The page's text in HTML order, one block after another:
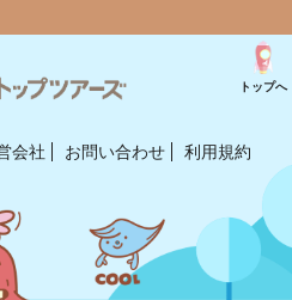
会社 お問い合わせ 利用規約
トップへ